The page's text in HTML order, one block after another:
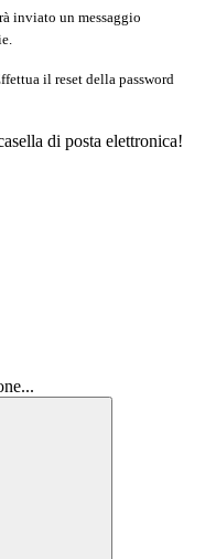
inviato un messaggio
il reset della password
di posta elettronica!